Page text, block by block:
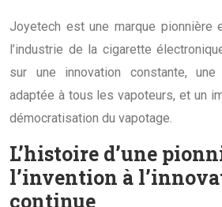
Joyetech est une marque pionnière
l’industrie de la cigarette
sur une innovation constante,
adaptée à tous les vapoteurs, et un
démocratisation du vapotage.
L’histoire d’une
l’invention à
continue